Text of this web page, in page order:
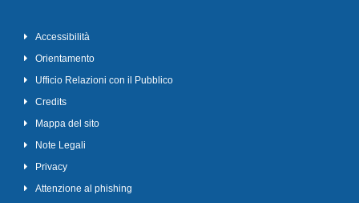
Accessibilità
Orientamento
Ufficio Relazioni con il Pubblico
Credits
Mappa del sito
Note Legali
Privacy
Attenzione al phishing